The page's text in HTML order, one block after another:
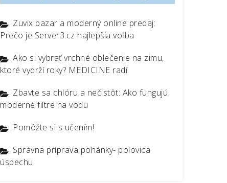
Zuvix bazar a moderný online predaj:
Prečo je Server3.cz najlepšia voľba
Ako si vybrať vrchné oblečenie na zimu,
ktoré vydrží roky? MEDICINE radí
Zbavte sa chlóru a nečistôt: Ako fungujú
moderné filtre na vodu
Pomôžte si s učením!
Správna príprava pohánky- polovica
úspechu